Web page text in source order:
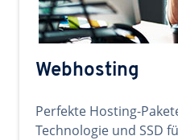
Webhosting
Perfekte Hosting-
Technologie und SSD